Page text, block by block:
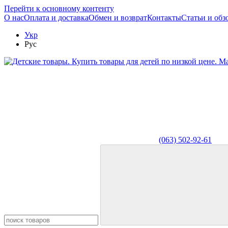
Перейти к основному контенту
О насОплата и доставкаОбмен и возвратКонтактыСтатьи и
Укр
Рус
(063) 502-92-61